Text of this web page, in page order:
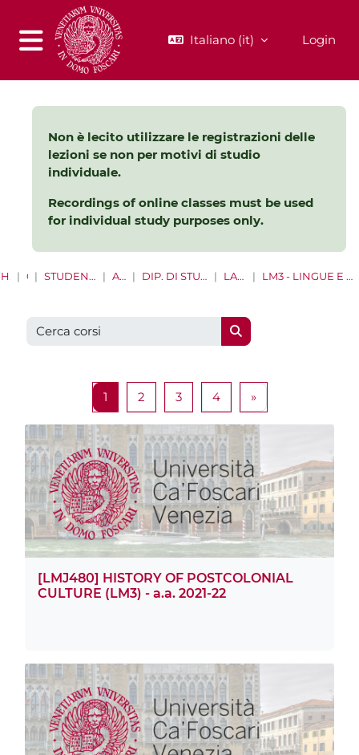
Vai al contenuto principale
Pannello laterale
Italiano ‎(it)‎ Login
Non è lecito utilizzare le registrazioni delle
lezioni se non per motivi di studio
individuale.
Recordings of online classes must be used
for individual study purposes only.
HOME CORSI STUDENTI LAUREE E LAUREE MAGISTRALI A.A. 2021 - 2022 DIP. DI STUDI LINGUISTICI E CULTURALI COMPARATI LAUREE MAGISTRALI LM3 - LINGUE E LETTERATURE EUROPEE, AMERICANE E POSTCOLONIALI
Cerca corsi
Cerca corsi
1Pagina 1
2Pagina 2
3Pagina 3
4Pagina 4
»Pagina
[LMJ480] HISTORY OF POSTCOLONIAL
CULTURE (LM3) - a.a. 2021-22